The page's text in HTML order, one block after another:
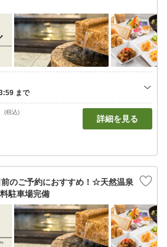
(税込)
詳細を見る
前のご予約におすすめ！☆天然温泉
駐車場完備